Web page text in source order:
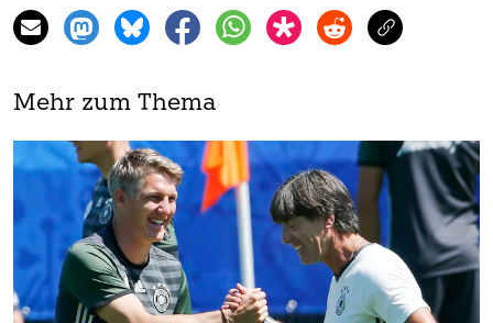
Mehr zum Thema